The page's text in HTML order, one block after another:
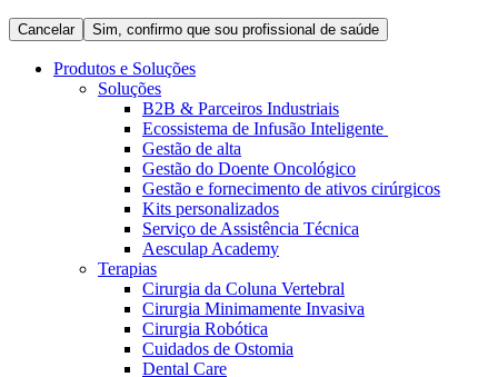
Catálogo de Produtos
Encontre o produto que procura. Visite o catálogo de produtos
da B. Braun com o nosso portfólio completo.
Centro de Inovação
Vamos impulsionar juntos a inovação na tecnologia médica.
Saiba mais sobre o nosso centro de inovação e apresente a sua
Cancelar Sim, confirmo que sou profissional de saúde
Produtos e Soluções
Soluções
B2B & Parceiros Industriais
Ecossistema de Infusão Inteligente
Gestão de alta
Gestão do Doente Oncológico
Gestão e fornecimento de ativos cirúrgicos
Kits personalizados
Serviço de Assistência Técnica
Aesculap Academy
Terapias
Cirurgia da Coluna Vertebral
Cirurgia Minimamente Invasiva
Cirurgia Robótica
Cuidados de Ostomia
Dental Care